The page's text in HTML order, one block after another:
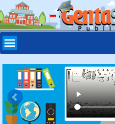
Daftar
Buku
Bonus
Aplikasi